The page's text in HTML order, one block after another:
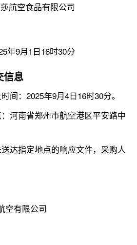
航空食品有限公司
年9月1日16时30分
信息
间：2025年9月4日16时30分。
河南省郑州市航空港区平安路中
达指定地点的响应文件，采购人
空有限公司